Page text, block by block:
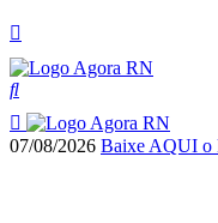
07/08/2026 Baixe AQUI o